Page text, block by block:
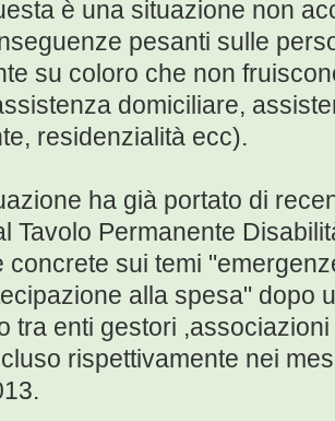
è una situazione non
pesanti sulle
su coloro che non
domiciliare,
residenzialità ecc).
ha già portato di
Tavolo Permanente
concrete sui temi
alla spesa" dopo
tra enti gestori
rispettivamente nei